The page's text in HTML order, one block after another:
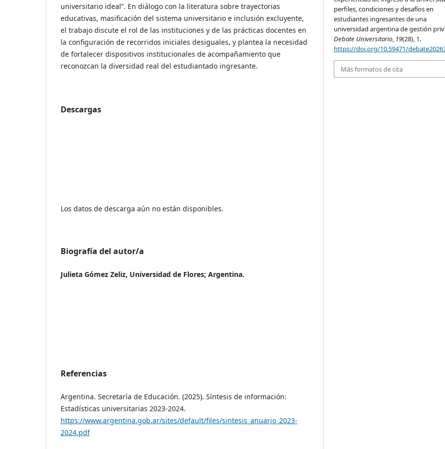
universitario ideal”. En diálogo con la literatura sobre trayectorias
educativas, masificación del sistema universitario e inclusión excluyente,
el trabajo discute el rol de las instituciones y de las prácticas docentes en
la configuración de recorridos iniciales desiguales, y plantea la necesidad
de fortalecer dispositivos institucionales de acompañamiento que
reconozcan la diversidad real del estudiantado ingresante.
Descargas
Los datos de descarga aún no están disponibles.
Biografía del autor/a
Julieta Gómez Zeliz, Universidad de Flores; Argentina.
Referencias
Argentina. Secretaría de Educación. (2025). Síntesis de información:
Estadísticas universitarias 2023-2024.
https://www.argentina.gob.ar/sites/default/files/sintesis_anuario_2023-
2024.pdf
perfiles, condiciones y desafíos en
estudiantes ingresantes de una
universidad argentina de gestión
Debate Universitario, 19(28), 1.
https://doi.org/10.59471/
Más formatos de cita